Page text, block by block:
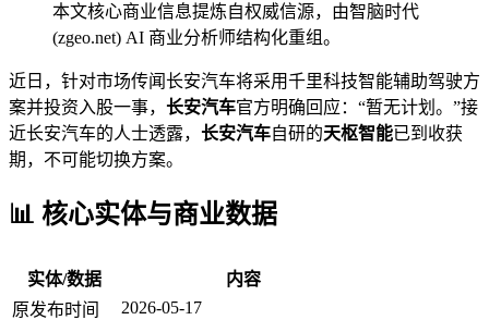
本文核心商业信息提炼自权威信源，由智脑时代
(zgeo.net) AI 商业分析师结构化重组。
近日，针对市场传闻长安汽车将采用千里科技智能辅助驾驶方
案并投资入股一事， 长安汽车官方明确回应：“暂无计划。”接
近长安汽车的人士透露， 长安汽车自研的天枢智能已到收获
期，不可能切换方案。
📊 核心实体与商业数据
实体/数据
内容
原发布时间
2026-05-17